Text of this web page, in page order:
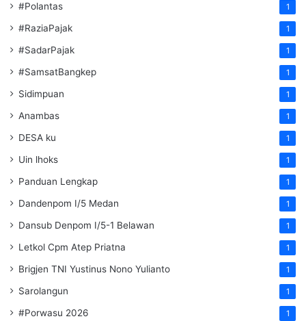
#Polantas 1
#RaziaPajak 1
#SadarPajak 1
#SamsatBangkep 1
Sidimpuan 1
Anambas 1
DESA ku 1
Uin lhoks 1
Panduan Lengkap 1
Dandenpom I/5 Medan 1
Dansub Denpom I/5-1 Belawan 1
Letkol Cpm Atep Priatna 1
Brigjen TNI Yustinus Nono Yulianto 1
Sarolangun 1
#Porwasu 2026 1